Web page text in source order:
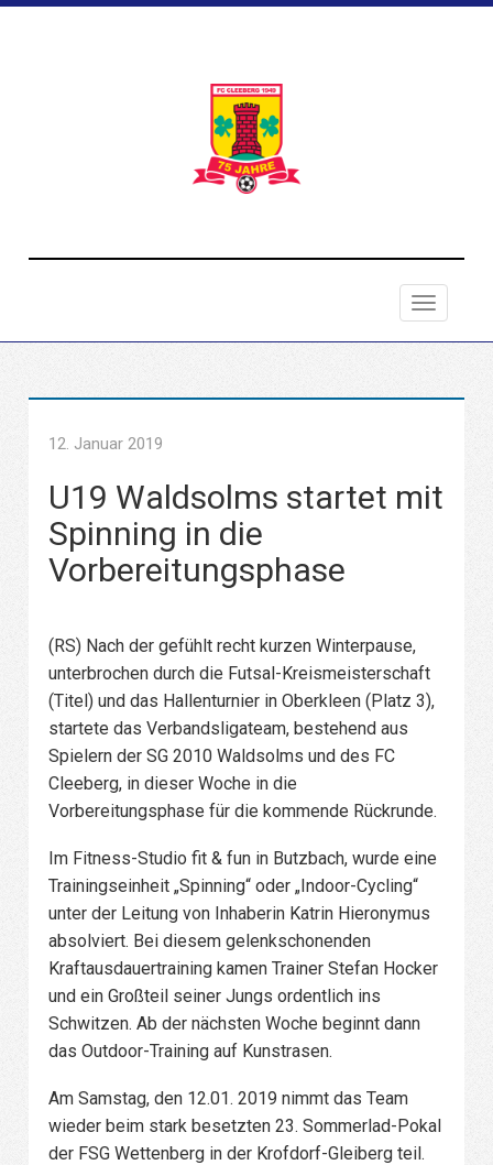
Toggle
12. Januar 2019
U19 Waldsolms startet mit
Spinning in die
Vorbereitungsphase
(RS) Nach der gefühlt recht kurzen Winterpause,
unterbrochen durch die Futsal-Kreismeisterschaft
(Titel) und das Hallenturnier in Oberkleen (Platz 3),
startete das Verbandsligateam, bestehend aus
Spielern der SG 2010 Waldsolms und des FC
Cleeberg, in dieser Woche in die
Vorbereitungsphase für die kommende Rückrunde.
Im Fitness-Studio fit & fun in Butzbach, wurde eine
Trainingseinheit „Spinning“ oder „Indoor-Cycling“
unter der Leitung von Inhaberin Katrin Hieronymus
absolviert. Bei diesem gelenkschonenden
Kraftausdauertraining kamen Trainer Stefan Hocker
und ein Großteil seiner Jungs ordentlich ins
Schwitzen. Ab der nächsten Woche beginnt dann
das Outdoor-Training auf Kunstrasen.
Am Samstag, den 12.01. 2019 nimmt das Team
wieder beim stark besetzten 23. Sommerlad-Pokal
der FSG Wettenberg in der Krofdorf-Gleiberg teil.